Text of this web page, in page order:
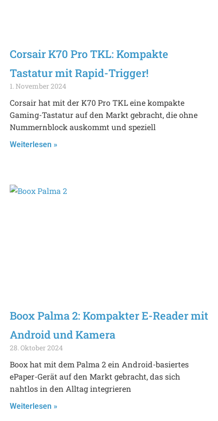
Corsair K70 Pro TKL: Kompakte
Tastatur mit Rapid-Trigger!
1. November 2024
Corsair hat mit der K70 Pro TKL eine kompakte
Gaming-Tastatur auf den Markt gebracht, die ohne
Nummernblock auskommt und speziell
Weiterlesen »
Boox Palma 2: Kompakter E-Reader mit
Android und Kamera
28. Oktober 2024
Boox hat mit dem Palma 2 ein Android-basiertes
ePaper-Gerät auf den Markt gebracht, das sich
nahtlos in den Alltag integrieren
Weiterlesen »